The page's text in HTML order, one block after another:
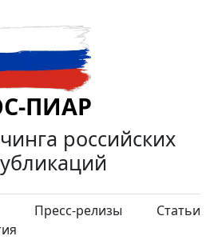
ПИАР
российских
Пресс-релизы
Статьи